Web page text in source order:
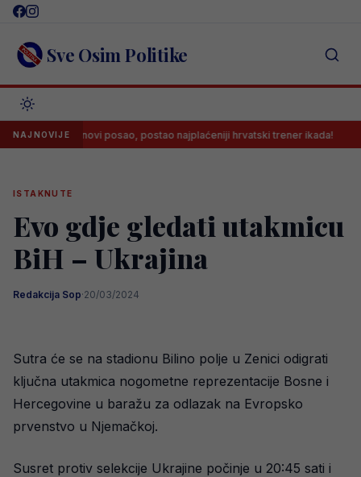
Skip
content Sve Osim Politike
NAJNOVIJE
ima novi posao, postao najplaćeniji hrvatski trener ikada!
ISTAKNUTE
Evo gdje gledati utakmicu
BiH – Ukrajina
Redakcija Sop·20/03/2024
Sutra će se na stadionu Bilino polje u Zenici odigrati
ključna utakmica nogometne reprezentacije Bosne i
Hercegovine u baražu za odlazak na Evropsko
prvenstvo u Njemačkoj.
Susret protiv selekcije Ukrajine počinje u 20:45 sati i